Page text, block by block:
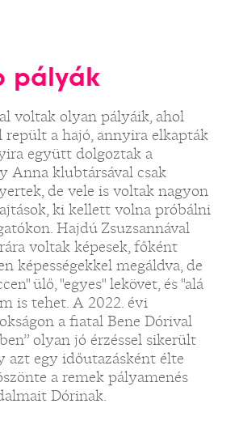
pályák
voltak olyan pályáik, ahol
repült a hajó, annyira elkapták
együtt dolgoztak a
Anna klubtársával csak
de vele is voltak nagyon
ki kellett volna próbálni
Hajdú Zsuzsannával
voltak képesek, főként
képességekkel megáldva, de
ülő, "egyes" lekövet, és "alá
is tehet. A 2022. évi
a fiatal Bene Dórival
olyan jó érzéssel sikerült
azt egy időutazásként élte
a remek pályamenés
Dórinak.